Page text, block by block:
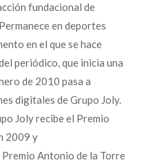
fundacional de
en deportes
en el que se hace
periódico, que inicia una
de 2010 pasa a
digitales de Grupo Joly.
Joly recibe el Premio
2009 y
Antonio de la Torre